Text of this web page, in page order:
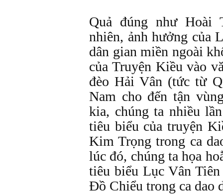
Quả đúng như Hoài
nhiên, ảnh hưởng của
dân gian miền ngoài
của Truyện Kiều vào
đèo Hải Vân (tức từ
Nam cho đến tận
kia, chúng ta nhiều
tiêu biểu của truyện
Kim Trọng trong ca
lúc đó, chúng ta họa
tiêu biểu Lục Vân
Đồ Chiểu trong ca dao